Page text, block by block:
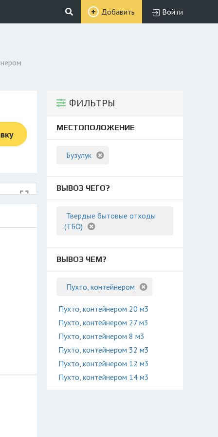
Добавить Войти
ФИЛЬТРЫ
МЕСТОПОЛОЖЕНИЕ
Бузулук
ВЫВОЗ ЧЕГО?
Твердые бытовые отходы
(ТБО)
ВЫВОЗ ЧЕМ?
Пухто, контейнером
Пухто, контейнером 20 м3
Пухто, контейнером 27 м3
Пухто, контейнером 8 м3
Пухто, контейнером 32 м3
Пухто, контейнером 12 м3
Пухто, контейнером 14 м3